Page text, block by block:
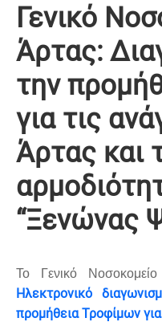
Γενικό
Άρτας:
την
για τις
Άρτας και
“Ξενώνας
Το Γενικό
Ηλεκτρονικό
προμήθεια Τροφίμων